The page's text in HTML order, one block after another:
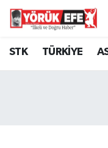
STK TÜRKİYE
Aydın Nöbetçi